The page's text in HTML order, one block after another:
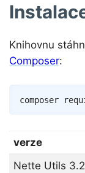
Knihovnu
Composer:
composer
verze
Nette Utils 3.2